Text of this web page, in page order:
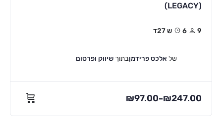
(LEGACY)
9 6ש 27ד
של אלכס פרידמןבתוך שיווק ופרסום
₪97.00–₪247.00